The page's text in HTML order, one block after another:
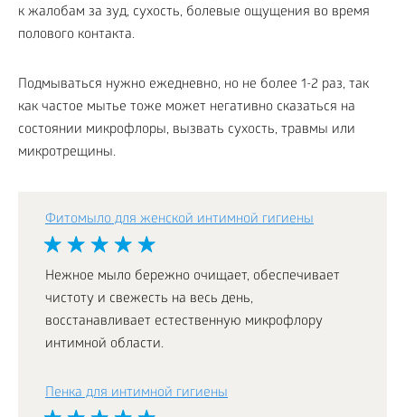
к жалобам за зуд, сухость, болевые ощущения во время
полового контакта.
Подмываться нужно ежедневно, но не более 1-2 раз, так
как частое мытье тоже может негативно сказаться на
состоянии микрофлоры, вызвать сухость, травмы или
микротрещины.
Фитомыло для женской интимной гигиены
Нежное мыло бережно очищает, обеспечивает
чистоту и свежесть на весь день,
восстанавливает естественную микрофлору
интимной области.
Пенка для интимной гигиены